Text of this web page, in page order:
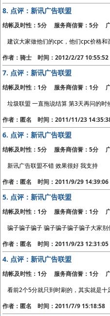
8. 点评：新讯广告联盟
结帐及时性：5分 服务商信誉：5分
建议大家做他们的cpc，他们cpc价格和
作者：骑士 时间：2012/2/27
7. 点评：新讯广告联盟
结帐及时性：1分 服务商信誉：1分
垃圾联盟 一直拖说结算 第3天再问的时
作者：匿名 时间：2011/11/23
6. 点评：新讯广告联盟
结帐及时性：5分 服务商信誉：5分
新讯广告联盟不错 效果很好 我支持
作者：匿名 时间：2011/9/29
5. 点评：新讯广告联盟
结帐及时性：1分 服务商信誉：1分
骗子骗子骗子 骗子骗子骗子骗子大家别
作者：匿名 时间：2011/9/23
4. 点评：新讯广告联盟
结帐及时性：1分 服务商信誉：1分
看前2个5分就只到时刷的，其实就是
作者：匿名 时间：2011/7/9 15:18:58